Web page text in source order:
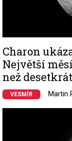
Charon
Největší
než
VESMÍR Martin